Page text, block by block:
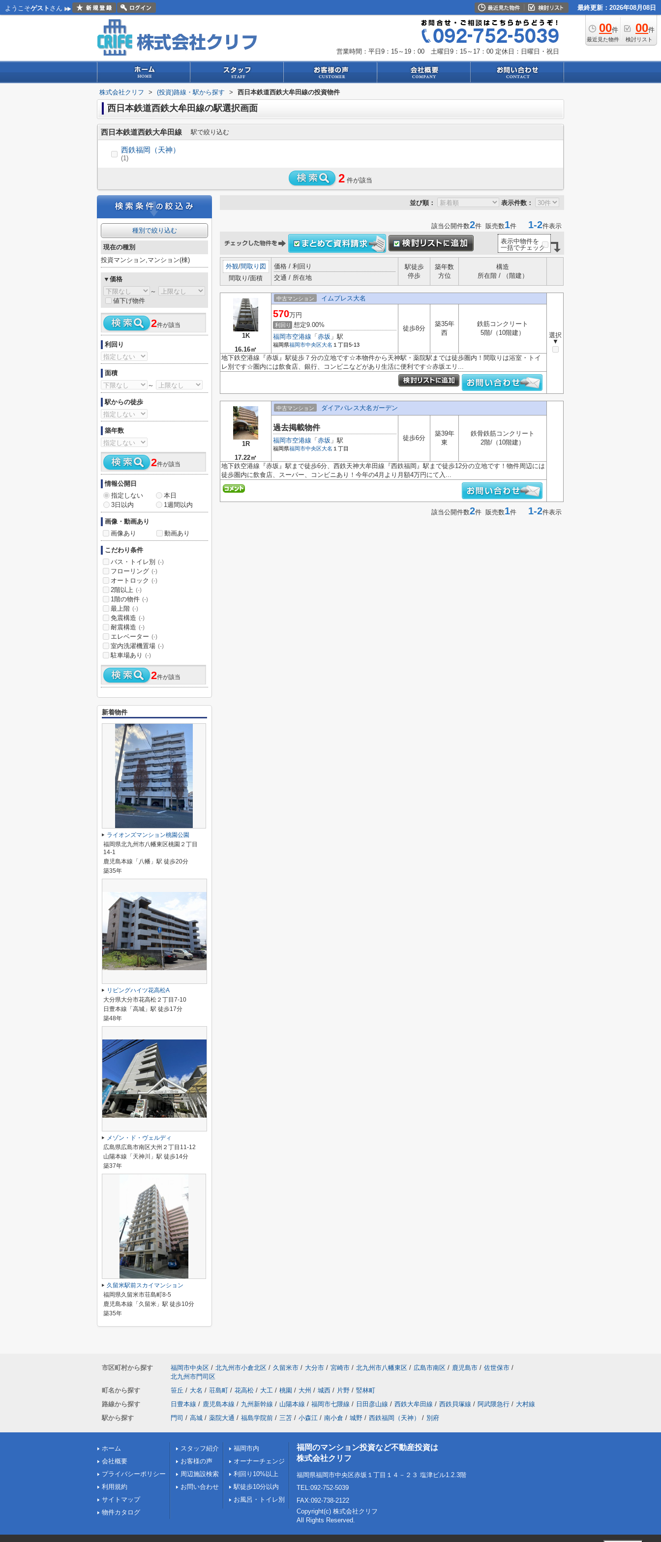
ようこそゲスト さん 最終更新：2026年08月08日
00件
最近見た物件
00件
検討リスト
営業時間：平日9：15～19：00 土曜日9：15～17：00 定休日：日曜日・祝日
株式会社クリフ > (投資)路線・駅から探す > 西日本鉄道西鉄大牟田線の投資物件
西日本鉄道西鉄大牟田線の駅選択画面
西日本鉄道西鉄大牟田線 駅で絞り込む
西鉄福岡（天神）
(1)
2 件が該当
並び順： 表示件数：
該当公開件数2件 販売数1件 1-2件表示
表示中物件を
一括でチェック
外観/間取り図
間取り/面積
価格 / 利回り
交通 / 所在地
駅徒歩
停歩
築年数
方位
構造
所在階 / （階建）
1K
16.16㎡
中古マンション イムプレス大名
選択
▼
570万円
利回り
想定9.00%
福岡市空港線 「 赤坂 」駅
福岡県福岡市中央区大名 １丁目5-13
徒歩8分
築35年
西
鉄筋コンクリート
5階/（10階建）
地下鉄空港線『赤坂』駅徒歩７分の立地です☆本物件から天神駅・薬院駅までは徒歩圏内！間取りは浴室・トイ
レ別です☆圏内には飲食店、銀行、コンビニなどがあり生活に便利です☆赤坂エリ...
1R
17.22㎡
中古マンション ダイアパレス大名ガーデン
過去掲載物件
福岡市空港線 「 赤坂 」駅
福岡県福岡市中央区大名 １丁目
徒歩6分
築39年
東
鉄骨鉄筋コンクリート
2階/（10階建）
地下鉄空港線『赤坂』駅まで徒歩6分、西鉄天神大牟田線『西鉄福岡』駅まで徒歩12分の立地です！物件周辺には
徒歩圏内に飲食店、スーパー、コンビニあり！今年の4月より月額4万円にて入...
該当公開件数2件 販売数1件 1-2件表示
種別で絞り込む
現在の種別
投資マンション,マンション(棟)
▼価格
～
値下げ物件
2件が該当
利回り
面積
～
駅からの徒歩
築年数
2件が該当
情報公開日
指定しない
本日
3日以内
1週間以内
画像・動画あり
画像あり
動画あり
こだわり条件
バス・トイレ別
(-)
フローリング (-)
オートロック (-)
2階以上 (-)
1階の物件 (-)
最上階 (-)
免震構造 (-)
耐震構造 (-)
エレベーター (-)
室内洗濯機置場 (-)
駐車場あり (-)
2件が該当
新着物件
ライオンズマンション桃園公園
福岡県北九州市八幡東区桃園２丁目
14-1
鹿児島本線「八幡」駅 徒歩20分
築35年
リビングハイツ花高松A
大分県大分市花高松２丁目7-10
日豊本線「高城」駅 徒歩17分
築48年
メゾン・ド・ヴェルディ
広島県広島市南区大州２丁目11-12
山陽本線「天神川」駅 徒歩14分
築37年
久留米駅前スカイマンション
福岡県久留米市荘島町8-5
鹿児島本線「久留米」駅 徒歩10分
築35年
市区町村から探す 福岡市中央区 / 北九州市小倉北区 / 久留米市 / 大分市 / 宮崎市 / 北九州市八幡東区 / 広島市南区 / 鹿児島市 / 佐世保市 /
北九州市門司区
町名から探す
笹丘 / 大名 / 荘島町 / 花高松 / 大工 / 桃園 / 大州 / 城西 / 片野 / 竪林町
路線から探す
日豊本線 / 鹿児島本線 / 九州新幹線 / 山陽本線 / 福岡市七隈線 / 日田彦山線 / 西鉄大牟田線 / 西鉄貝塚線 / 阿武隈急行 / 大村線
駅から探す
門司 / 高城 / 薬院大通 / 福島学院前 / 三苫 / 小森江 / 南小倉 / 城野 / 西鉄福岡（天神） / 別府
ホーム
会社概要
プライバシーポリシー
利用規約
サイトマップ
物件カタログ
スタッフ紹介
お客様の声
周辺施設検索
お問い合わせ
福岡市内
オーナーチェンジ
利回り10%以上
駅徒歩10分以内
お風呂・トイレ別
福岡のマンション投資など不動産投資は
株式会社クリフ
福岡県福岡市中央区赤坂１丁目１４－２３ 塩津ビル1.2.3階
TEL:092-752-5039
FAX:092-738-2122
Copyright(c) 株式会社クリフ
All Rights Reserved.